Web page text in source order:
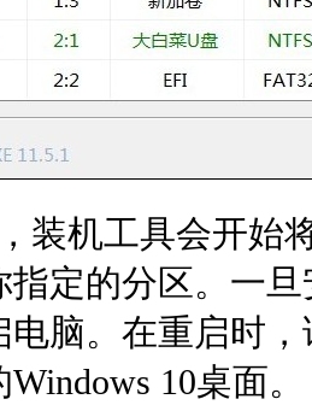
装机工具会开始
指定的分区。一
电脑。在重启时
Windows 10桌面。